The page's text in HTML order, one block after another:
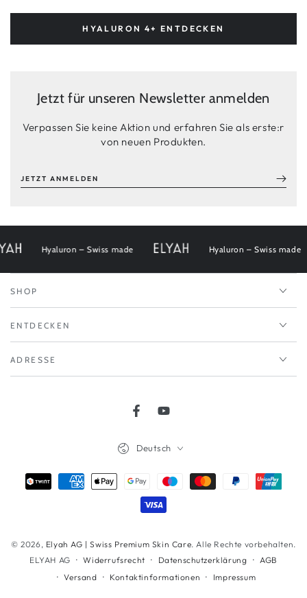
HYALURON 4+ ENTDECKEN
Jetzt für unseren Newsletter anmelden
Verpassen Sie keine Aktion und erfahren Sie als erste:r
von neuen Produkten.
JETZT ANMELDEN
Hyaluron – Swiss made Hyaluron – Swiss made
SHOP
ENTDECKEN
ADRESSE
FacebookYouTube
© 2026, Elyah AG | Swiss Premium Skin Care. Alle Rechte vorbehalten.
ELYAH AG
Widerrufsrecht Datenschutzerklärung
AGB
Versand
Kontaktinformationen Impressum
Deutsch
Zahlungsmöglichkeiten